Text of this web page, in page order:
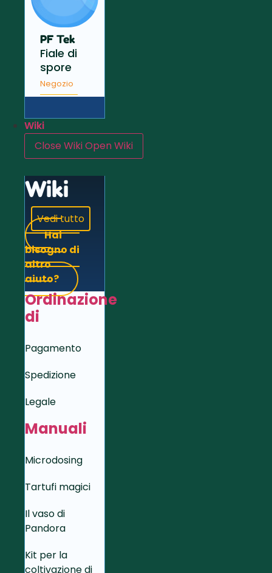
PF Tek
Fiale di
spore
Negozio
Wiki
Close WikiOpen Wiki
Wiki
Vedi tutto
Hai
bisogno di
altro
aiuto?
Ordinazione
di
Pagamento
Spedizione
Legale
Manuali
Microdosing
Tartufi magici
Il vaso di
Pandora
Kit per la
coltivazione di